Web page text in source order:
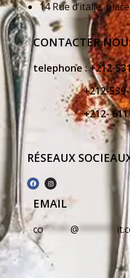
14 Rue d’italie,
CONTACTER
telephone :+212-
+212-539-
+212- 611-
RÉSEAUX
EMAIL
co*****@ *******